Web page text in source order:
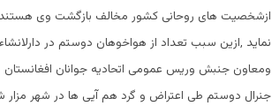
ازشخصیت های روحانی کشور مخالف بازگشت وی هستند
نماید ,ازین سبب تعداد از هواخوهان دوستم در
ومعاون جنبش وریس عمومی اتحادیه جوانان
جنرال دوستم طی اعتراض و گرد هم آیی ها در شهر